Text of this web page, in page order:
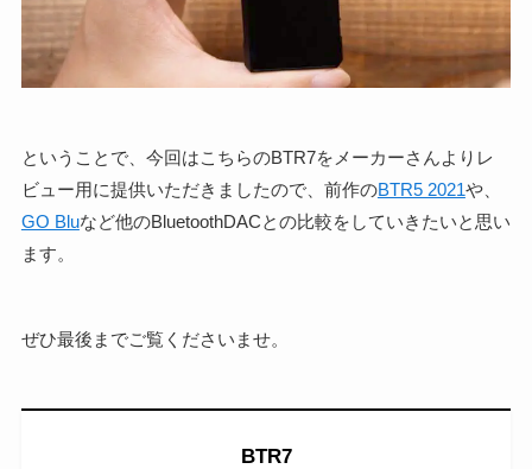
ということで、今回はこちらのBTR7をメーカーさんよりレ
ビュー用に提供いただきましたので、前作のBTR5 2021や、
GO Bluなど他のBluetoothDACとの比較をしていきたいと思い
ます。
ぜひ最後までご覧くださいませ。
BTR7